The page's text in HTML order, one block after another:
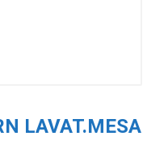
LAVAT.MESA